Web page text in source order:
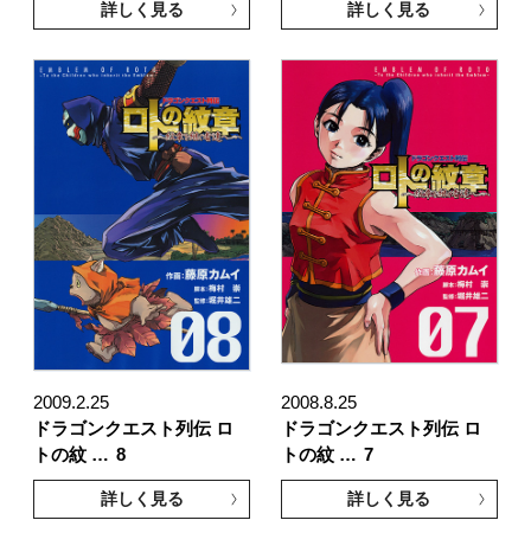
詳しく見る 詳しく見る
2009.2.25
ドラゴンクエスト列伝 ロ
トの紋 … 8
詳しく見る
2008.8.25
ドラゴンクエスト列伝 ロ
トの紋 … 7
詳しく見る